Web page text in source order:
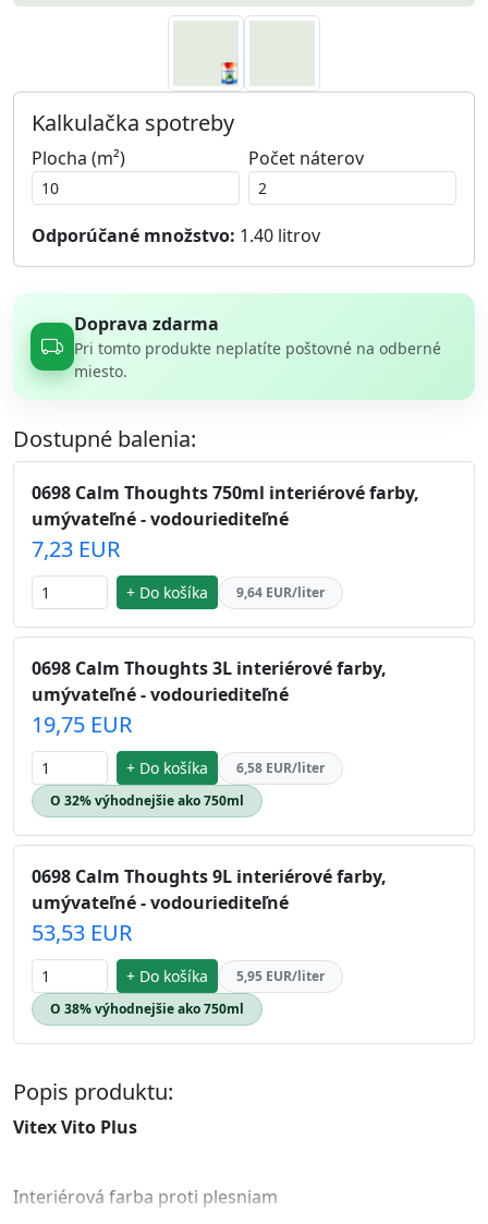
Kalkulačka spotreby
Plocha (m²) Počet náterov
Odporúčané množstvo: 1.40 litrov
Doprava zdarma
Pri tomto produkte neplatíte poštovné na odberné
miesto.
Dostupné balenia:
0698 Calm Thoughts 750ml interiérové farby,
umývateľné - vodouriediteľné
7,23 EUR
+ Do košíka 9,64 EUR/liter
0698 Calm Thoughts 3L interiérové farby,
umývateľné - vodouriediteľné
19,75 EUR
+ Do košíka
6,58 EUR/liter
O 32% výhodnejšie ako 750ml
0698 Calm Thoughts 9L interiérové farby,
umývateľné - vodouriediteľné
53,53 EUR
+ Do košíka
5,95 EUR/liter
O 38% výhodnejšie ako 750ml
Popis produktu:
Vitex Vito Plus
Interiérová farba proti plesniam